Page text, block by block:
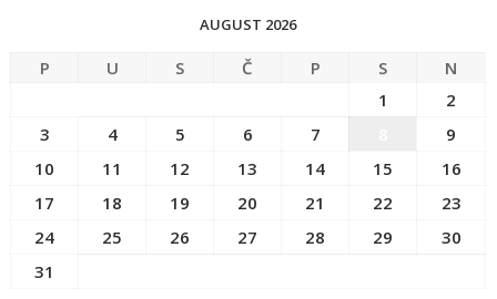
AUGUST 2026
P U S Č P S
N
1
2
3
4 5 6 7
9
10
11 12 13 14 15
16
17
18 19 20 21 22
23
24
25 26 27 28 29
30
31